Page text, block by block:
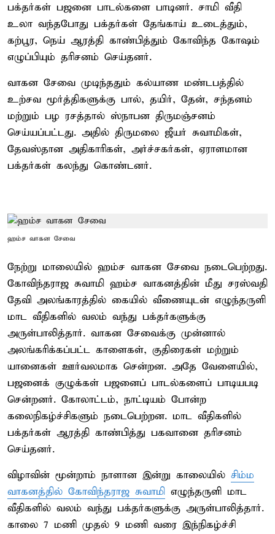
பக்தர்கள் பஜனை பாடல்களை பாடினர். சாமி வீதி
உலா வந்தபோது பக்தர்கள் தேங்காய் உடைத்தும்,
கற்பூர, நெய் ஆரத்தி காண்பித்தும் கோவிந்த கோஷம்
எழுப்பியும் தரிசனம் செய்தனர்.
வாகன சேவை முடிந்ததும் கல்யாண மண்டபத்தில்
உற்சவ மூர்த்திகளுக்கு பால், தயிர், தேன், சந்தனம்
மற்றும் பழ ரசத்தால் ஸ்நாபன திருமஞ்சனம்
செய்யப்பட்டது. அதில் திருமலை ஜீயர் சுவாமிகள்,
தேவஸ்தான அதிகாரிகள், அர்ச்சகர்கள், ஏராளமான
பக்தர்கள் கலந்து கொண்டனர்.
ஹம்ச வாகன சேவை
நேற்று மாலையில் ஹம்ச வாகன சேவை நடைபெற்றது.
கோவிந்தராஜ சுவாமி ஹம்ச வாகனத்தின் மீது சரஸ்வதி
தேவி அலங்காரத்தில் கையில் வீணையுடன் எழுந்தருளி
மாட வீதிகளில் வலம் வந்து பக்தர்களுக்கு
அருள்பாலித்தார். வாகன சேவைக்கு முன்னால்
அலங்கரிக்கப்பட்ட காளைகள், குதிரைகள் மற்றும்
யானைகள் ஊர்வலமாக சென்றன. அதே வேளையில்,
பஜனைக் குழுக்கள் பஜனைப் பாடல்களைப் பாடியபடி
சென்றனர். கோலாட்டம், நாட்டியம் போன்ற
கலைநிகழ்ச்சிகளும் நடைபெற்றன. மாட வீதிகளில்
பக்தர்கள் ஆரத்தி காண்பித்து பகவானை தரிசனம்
செய்தனர்.
விழாவின் மூன்றாம் நாளான இன்று காலையில் சிம்ம
வாகனத்தில் கோவிந்தராஜ சுவாமி எழுந்தருளி மாட
வீதிகளில் வலம் வந்து பக்தர்களுக்கு அருள்பாலித்தார்.
காலை 7 மணி முதல் 9 மணி வரை இந்நிகழ்ச்சி